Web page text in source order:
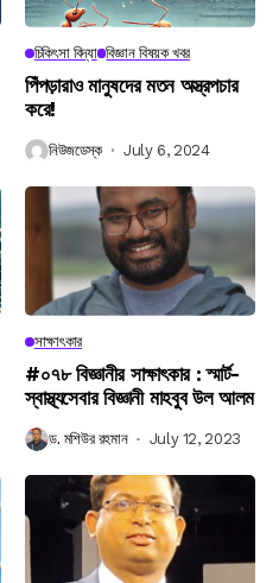
চিকিৎসা বিদ্যা বিজ্ঞান বিষয়ক খবর
পিঁপড়ারাও মানুষদের মতন অস্ত্রপচার
করে!
নিউজডেস্ক July 6, 2024
সাক্ষাৎকার
#০৭৮ বিজ্ঞানীর সাক্ষাৎকার : স্মার্ট-
স্বাস্থ্যসেবার বিজ্ঞানী মাহবুব উল আলম
ড. মশিউর রহমান July 12, 2023